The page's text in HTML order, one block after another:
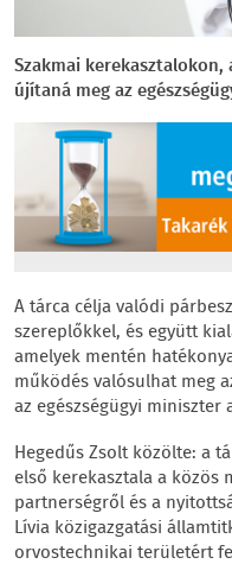
Szakmai
újítaná meg az
A tárca célja valódi
szereplőkkel, és együtt
amelyek mentén
működés valósulhat meg
az egészségügyi miniszter
Hegedűs Zsolt közölte: a
első kerekasztala a közös
partnerségről és a
Lívia közigazgatási
orvostechnikai területért